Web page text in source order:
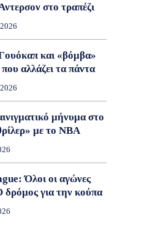
στο τραπέζι
και «βόμβα»
αλλάζει τα πάντα
μήνυμα στο
με το NBA
Όλοι οι αγώνες
για την κούπα